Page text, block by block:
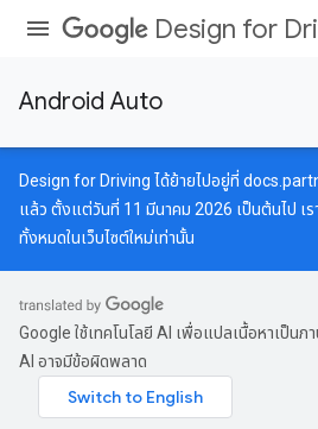
Design for
Android Auto
Design for Driving ได้ย้ายไปอยู่ที่
แล้ว ตั้งแต่วันที่ 11 มีนาคม 2026 เป็นต้นไป เ
ทั้งหมดในเว็บไซต์ใหม่เท่านั้น
Google ใช้เทคโนโลยี AI เพื่อแปลเนื้อหาเป็น
AI อาจมีข้อผิดพลาด